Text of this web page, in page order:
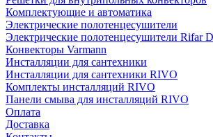
Комплектующие и автоматика
Электрические полотенцесушители
Электрические полотенцесушители Rifar
Конвекторы Varmann
Инсталляции для сантехники
Инсталляции для сантехники RIVO
Комплекты инсталляций RIVO
Панели смыва для инсталляций RIVO
Оплата
Доставка